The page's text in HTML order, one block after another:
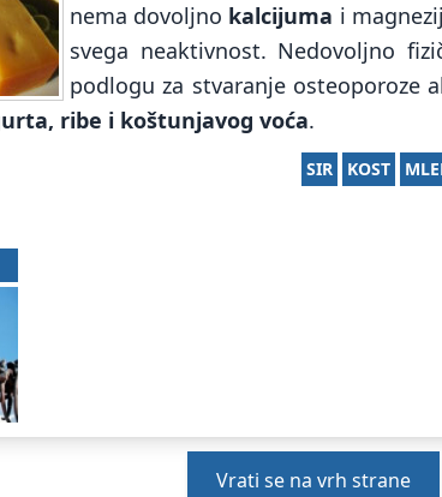
nema dovoljno kalcijuma i
svega neaktivnost. Nedovoljno
podlogu za stvaranje osteoporoze
ribe i koštunjavog voća.
KOST
SIR
Vrati se na vrh strane